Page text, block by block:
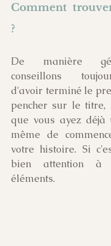
Comment
?
De manière
conseillons
d'avoir terminé le
pencher sur le
que vous ayez déjà
même de
votre histoire. Si
bien attention à
éléments.